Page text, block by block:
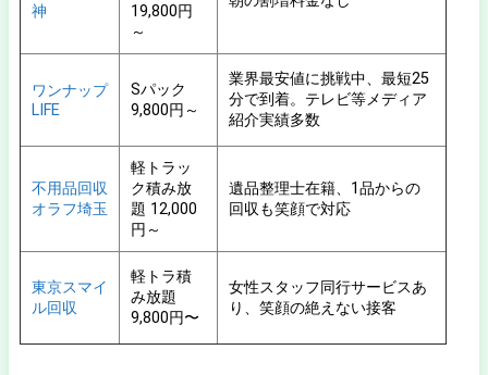
神
19,800円
～
ワンナップ
LIFE
Sパック
9,800円～
業界最安値に挑戦中、最短25
分で到着。テレビ等メディア
紹介実績多数
不用品回収
オラフ埼玉
軽トラッ
ク積み放
題 12,000
円～
遺品整理士在籍、1品からの
回収も笑顔で対応
東京スマイ
ル回収
軽トラ積
み放題
9,800円〜
女性スタッフ同行サービスあ
り、笑顔の絶えない接客